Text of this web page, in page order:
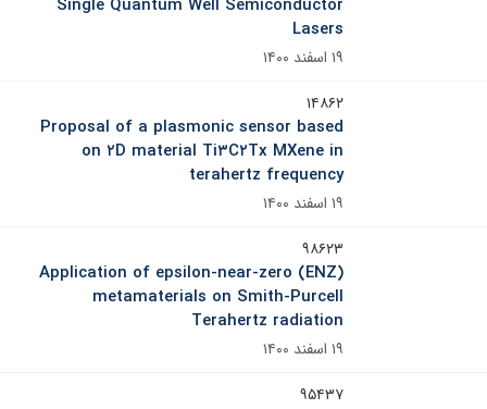
Lasers
۱۹ اسفند ۱۴۰۰
۱۴۸۶۲
Proposal of a plasmonic sensor based
on ۲D material Ti۳C۲Tx MXene in
terahertz frequency
۱۹ اسفند ۱۴۰۰
۹۸۶۲۳
Application of epsilon-near-zero (ENZ)
metamaterials on Smith-Purcell
Terahertz radiation
۱۹ اسفند ۱۴۰۰
۹۵۴۳۷